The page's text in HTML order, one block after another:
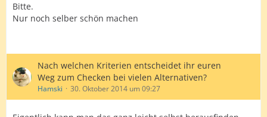
Bitte.
Nur noch selber schön machen
Nach welchen Kriterien entscheidet ihr euren
Weg zum Checken bei vielen Alternativen?
Hamski 30. Oktober 2014 um 09:27